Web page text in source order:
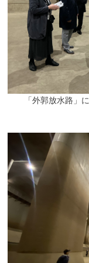
「外郭放水路」に